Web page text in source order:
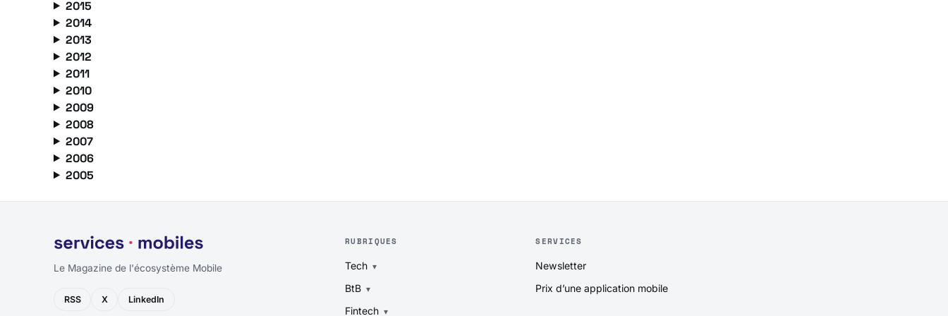
2015
2014
2013
2012
2011
2010
2009
2008
2007
2006
2005
Le Magazine de l'écosystème Mobile
RSS X LinkedIn
RUBRIQUES
Tech
BtB
Fintech
SERVICES
Newsletter
Prix d’une application mobile